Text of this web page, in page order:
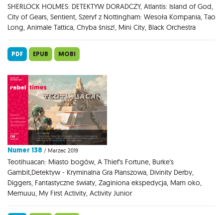
SHERLOCK HOLMES: DETEKTYW DORADCZY, Atlantis: Island of God,
City of Gears, Sentient, Szeryf z Nottingham: Wesoła Kompania, Tao
Long, Animale Tattica, Chyba śnisz!, Mini City, Black Orchestra
PDF EPUB MOBI
Numer 138 / Marzec 2019
Teotihuacan: Miasto bogów, A Thief's Fortune, Burke's
Gambit,Detektyw - Kryminalna Gra Planszowa, Divinity Derby,
Diggers, Fantastyczne światy, Zaginiona ekspedycja, Mam oko,
Memuuu, My First Activity, Activity Junior